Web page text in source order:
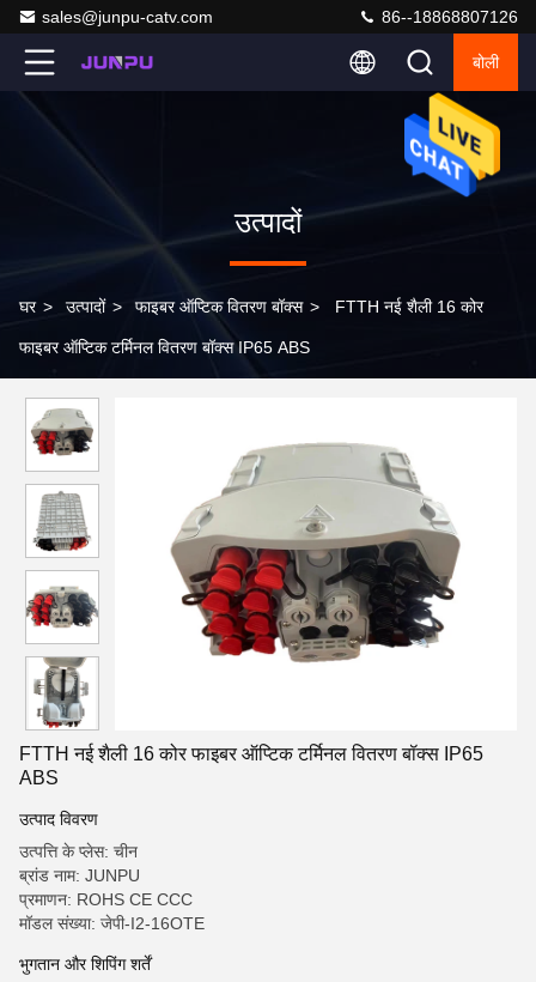
sales@junpu-catv.com 86--18868807126
बोली
उत्पादों
घर > उत्पादों > फाइबर ऑप्टिक वितरण बॉक्स > FTTH नई शैली 16 कोर
फाइबर ऑप्टिक टर्मिनल वितरण बॉक्स IP65 ABS
FTTH नई शैली 16 कोर फाइबर ऑप्टिक टर्मिनल वितरण बॉक्स IP65
ABS
उत्पाद विवरण
उत्पत्ति के प्लेस: चीन
ब्रांड नाम: JUNPU
प्रमाणन: ROHS CE CCC
मॉडल संख्या: जेपी-I2-16OTE
भुगतान और शिपिंग शर्तें